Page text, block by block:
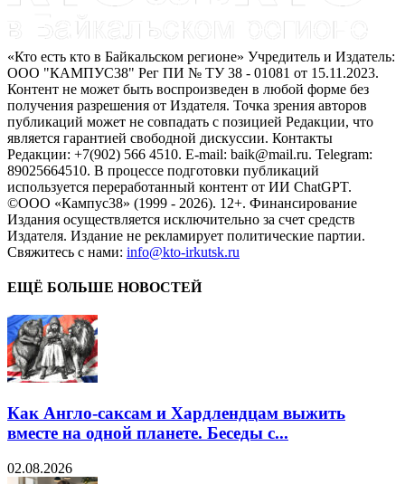
«Кто есть кто в Байкальском регионе» Учредитель и Издатель:
ООО "КАМПУС38" Рег ПИ № ТУ 38 - 01081 от 15.11.2023.
Контент не может быть воспроизведен в любой форме без
получения разрешения от Издателя. Точка зрения авторов
публикаций может не совпадать с позицией Редакции, что
является гарантией свободной дискуссии. Контакты
Редакции: +7(902) 566 4510. E-mail: baik@mail.ru. Telegram:
89025664510. В процессе подготовки публикаций
используется переработанный контент от ИИ ChatGPT.
©ООО «Кампус38» (1999 - 2026). 12+. Финансирование
Издания осуществляется исключительно за счет средств
Издателя. Издание не рекламирует политические партии.
Свяжитесь с нами: info@kto-irkutsk.ru
ЕЩЁ БОЛЬШЕ НОВОСТЕЙ
Как Англо-саксам и Хардлендцам выжить
вместе на одной планете. Беседы с...
02.08.2026